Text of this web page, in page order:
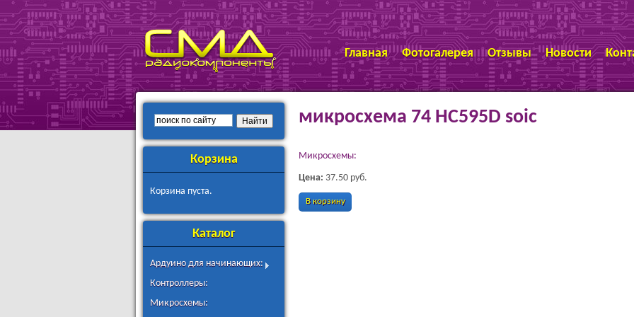
Перейти к основному
содержанию
SMD
РАДИОКОМПОНЕНТЫ
Главная Фотогалерея Отзывы Новости
микросхема 74 HC595D soic
Микросхемы:
Цена: 37.50 руб.
В корзину
Корзина
Корзина пуста.
Каталог
Ардуино для начинающих:
Контроллеры:
Микросхемы: